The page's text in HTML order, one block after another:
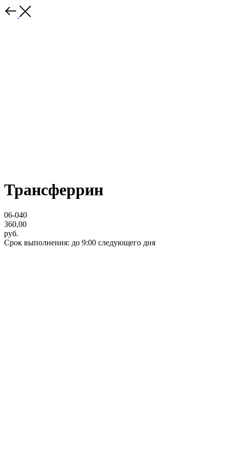
Трансферрин
06-040
360,00
руб.
Срок выполнения: до 9:00 следующего дня